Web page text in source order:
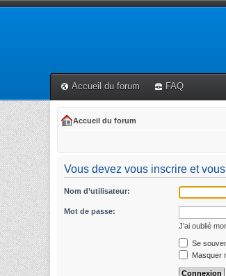
Accueil du forum FAQ
Accueil du forum
Vous devez vous inscrire et
Nom d’utilisateur:
Mot de passe:
J’ai oublié
Se
Masquer